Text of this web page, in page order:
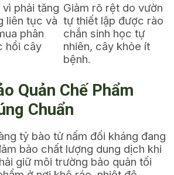
phải tăng
liên tục và
phân
hồi cây
Giảm rõ rệt do vườn
tự thiết lập được rào
chắn sinh học tự
nhiên, cây khỏe ít
bệnh.
Quản Chế Phẩm
Chuẩn
tỷ bào tử nấm đối kháng đang
bảo chất lượng dung dịch khi
giữ môi trường bảo quản tối